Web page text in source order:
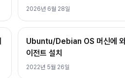
2026년 6월 28일
Ubuntu/Debian OS 머신에
이전트 설치
2022년 5월 26일